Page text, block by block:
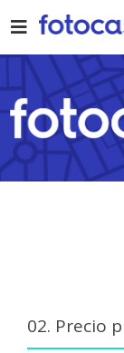
to
content
02. Precio